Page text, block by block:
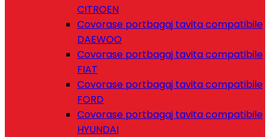
CITROEN
Covorase portbagaj tavita compatibile
DAEWOO
Covorase portbagaj tavita compatibile
FIAT
Covorase portbagaj tavita compatibile
FORD
Covorase portbagaj tavita compatibile
HYUNDAI